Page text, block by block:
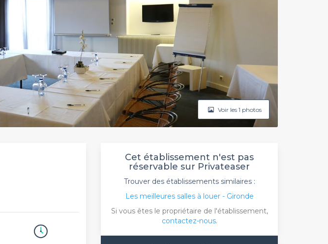
Voir les 1 photos
Cet établissement n'est pas
réservable sur Privateaser
Trouver des établissements similaires :
Les meilleures salles à louer - Gironde
Si vous êtes le propriétaire de l'établissement,
contactez-nous.